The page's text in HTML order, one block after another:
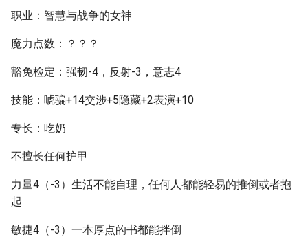
职业：智慧与战争的女神
魔力点数：？？？
豁免检定：强韧-4，反射-3，意志4
技能：唬骗+14交涉+5隐藏+2表演+10
专长：吃奶
不擅长任何护甲
力量4（-3）生活不能自理，任何人都能轻易的推倒或者抱
起
敏捷4（-3）一本厚点的书都能拌倒